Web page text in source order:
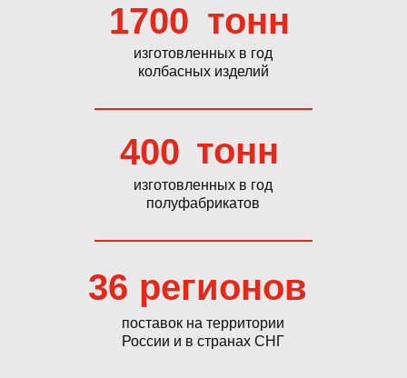
поставок на территории
России и в странах СНГ
изготовленных в год
полуфабрикатов
изготовленных в год
колбасных изделий
400 тонн
1700 тонн
36 регионов